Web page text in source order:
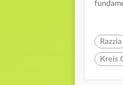
Razzia
Kreis